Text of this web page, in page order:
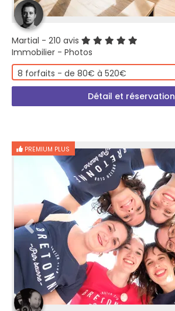
Martial - 210 avis
Immobilier - Photos
8 forfaits - de 80€ à 520€
Détail et réservation
PREMIUM PLUS